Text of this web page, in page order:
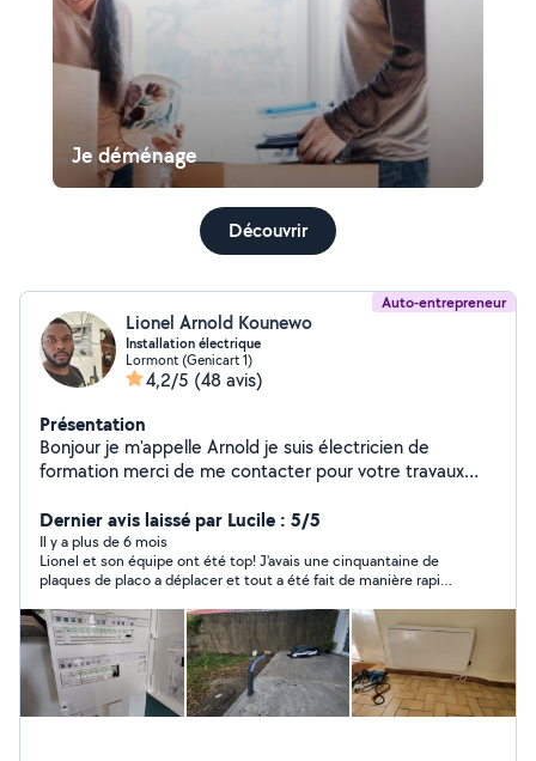
Je déménage
Découvrir
Auto-entrepreneur
Lionel Arnold Kounewo
Installation électrique
Lormont (Genicart 1)
4,2/5 (48 avis)
Présentation
Bonjour je m'appelle Arnold je suis électricien de
formation merci de me contacter pour votre travaux
Dernier avis laissé par Lucile : 5/5
Il y a plus de 6 mois
Lionel et son équipe ont été top! J'avais une cinquantaine de
plaques de placo a déplacer et tout a été fait de manière rapide
recommande ses services!